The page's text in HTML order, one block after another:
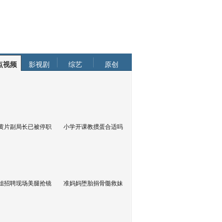
视频 影视剧 综艺 原创
片副局长已被停职 小学开课教掼蛋合适吗
招聘现场美腿抢镜 准妈妈堕胎捐骨髓救妹